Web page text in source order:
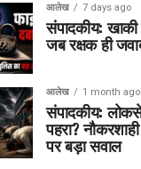
आलेख 7 days ago
संपादकीय: खाकी
जब रक्षक ही
आलेख 1 month ago
संपादकीय:
पहरा?
पर बड़ा सवाल